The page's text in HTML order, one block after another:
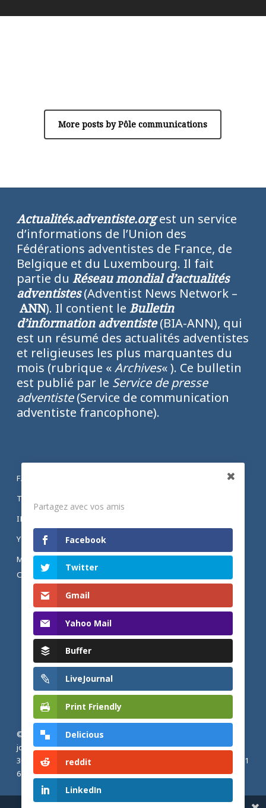
More posts by Pôle communications
Actualités.adventiste.orgest un service
d’informations de l’Union des
Fédérations adventistes de France, de
Belgique et du Luxembourg. Il fait
partie du Réseau mondial d’actualités
adventistes(Adventist News Network –
ANN). Il contient le Bulletin
d’information adventiste(BIA-ANN), qui
est un résumé des actualités adventistes
et religieuses les plus marquantes du
mois (rubrique «Archives« ). Ce bulletin
est publié par le Service de presse
adventiste(Service de communication
adventiste francophone).
FACEBOOK
TWITTER
INSTAGRAM
YOUTUBE
MENTIONS LÉGALES ET POLITIQUE DE
CONFIDENTIALITÉ
© 2026 Actualités adventistes. Église adventiste du septième
jour de France métropolitaine, de Belgique et du Luxembourg.
30, Avenue Émile Zola, 77190 Dammarie Les Lys, France |
+33 (0) 1
64 79 87 00
Partagez avec vos amis
Facebook
Twitter
Gmail
Yahoo Mail
Buffer
LiveJournal
Print Friendly
Delicious
reddit
LinkedIn